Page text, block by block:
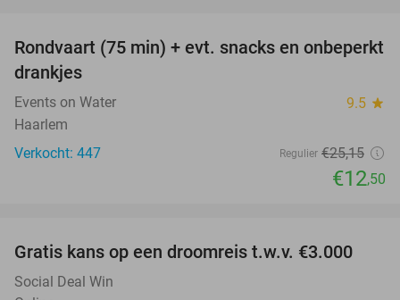
50%
Rondvaart (75 min) + evt. snacks en onbeperkt
drankjes
Events on Water 9.5 star
Haarlem
Verkocht: 447
Regulier €25,15
€12,50
Gratis kans op een droomreis t.w.v. €3.000
Social Deal Win